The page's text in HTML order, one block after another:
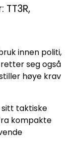
innen politi,
seg også
høye krav
sitt taktiske
kompakte